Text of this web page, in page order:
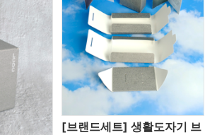
[브랜드세트] 생활도자기 브